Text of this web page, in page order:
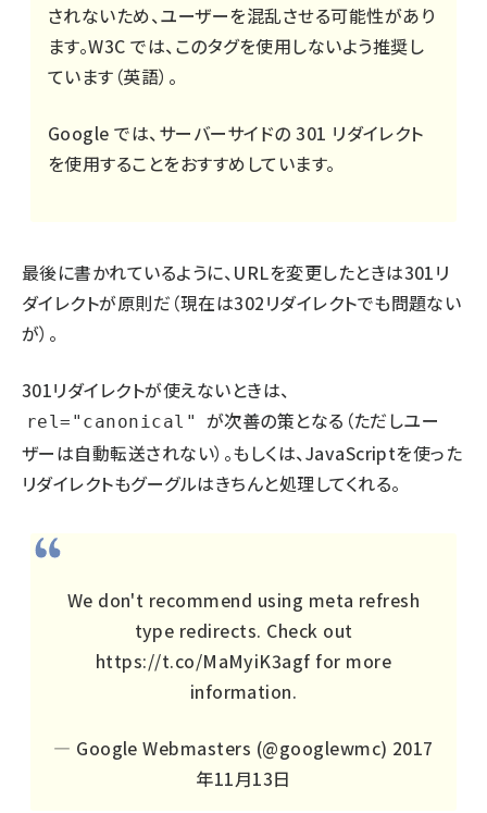
されないため、ユーザーを混乱させる可能性があり
ます。W3C では、このタグを使用しないよう推奨し
ています （英語）。
Google では、サーバーサイドの 301 リダイレクト
を使用することをおすすめしています。
最後に書かれているように、URLを変更したときは301リ
ダイレクトが原則だ（現在は302リダイレクトでも問題ない
が）。
301リダイレクトが使えないときは、
rel="canonical"
が次善の策となる（ただしユー
ザーは自動転送されない）。もしくは、JavaScriptを使った
リダイレクトもグーグルはきちんと処理してくれる。
We don't recommend using meta refresh
type redirects. Check out
https://t.co/MaMyiK3agf for more
information.
— Google Webmasters (@googlewmc) 2017
年11月13日